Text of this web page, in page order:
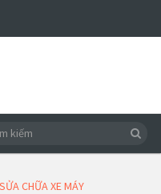
CHỮA XE MÁY